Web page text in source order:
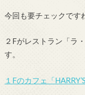
今回も要チェックです
２Fがレストラン「ラ
す。
１Fのカフェ「